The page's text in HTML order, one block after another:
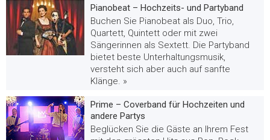
Pianobeat – Hochzeits- und Partyband
Buchen Sie Pianobeat als Duo, Trio,
Quartett, Quintett oder mit zwei
Sängerinnen als Sextett. Die Partyband
bietet beste Unterhaltungsmusik,
versteht sich aber auch auf sanfte
Klänge. »
Prime – Coverband für Hochzeiten und
andere Partys
Beglücken Sie die Gäste an Ihrem Fest